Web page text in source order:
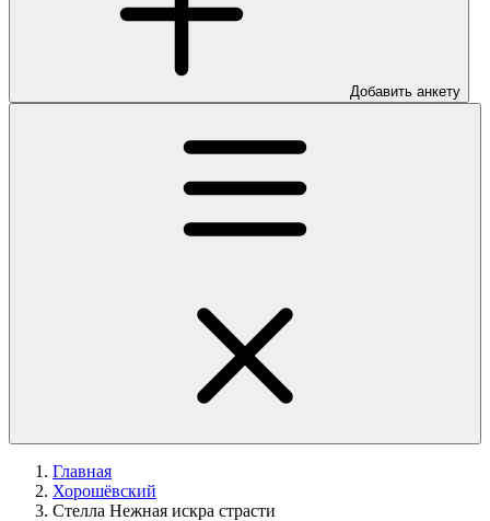
Добавить анкету
Главная
Хорошёвский
Стелла Нежная искра страсти